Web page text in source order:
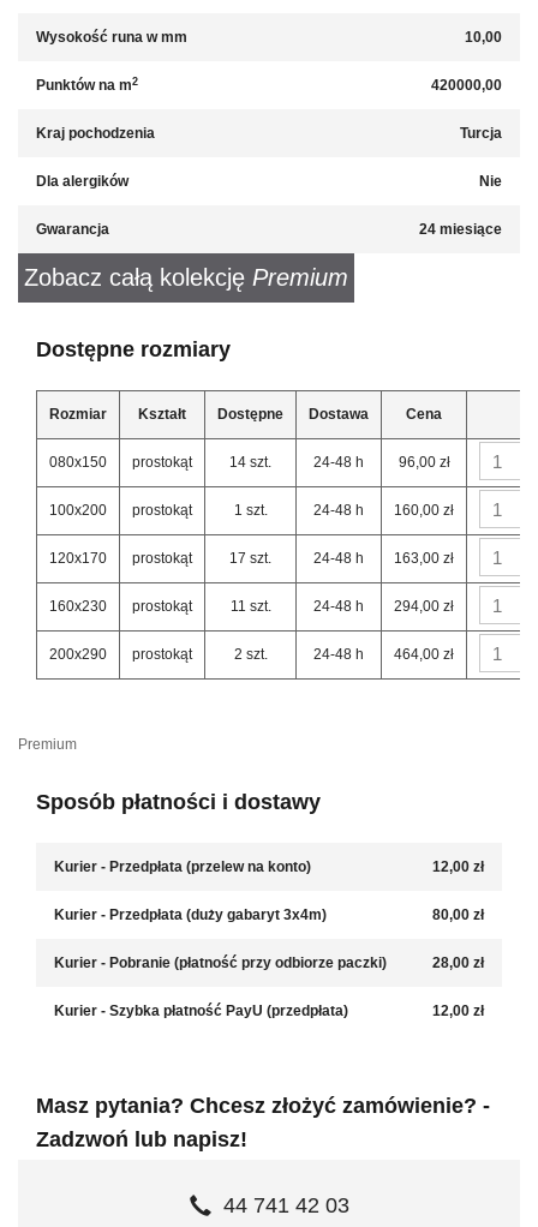
Wysokość runa w mm 10,00
Punktów na m2 420000,00
Kraj pochodzenia Turcja
Dla alergików Nie
Gwarancja 24 miesiące
Zobacz całą kolekcję Premium
Dostępne rozmiary
Rozmiar Kształt Dostępne Dostawa Cena
080x150 prostokąt 14 szt. 24-48 h 96,00 zł
100x200 prostokąt 1 szt. 24-48 h 160,00 zł
120x170 prostokąt 17 szt. 24-48 h 163,00 zł
160x230 prostokąt 11 szt. 24-48 h 294,00 zł
200x290 prostokąt 2 szt. 24-48 h 464,00 zł
Premium
Sposób płatności i dostawy
Kurier - Przedpłata (przelew na konto) 12,00 zł
Kurier - Przedpłata (duży gabaryt 3x4m) 80,00 zł
Kurier - Pobranie (płatność przy odbiorze paczki) 28,00 zł
Kurier - Szybka płatność PayU (przedpłata) 12,00 zł
Masz pytania? Chcesz złożyć zamówienie? -
Zadzwoń lub napisz!
44 741 42 03